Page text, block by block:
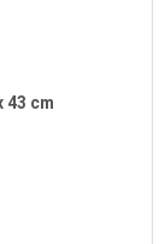
43 cm